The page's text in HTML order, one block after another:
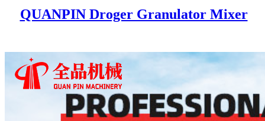
QUANPIN Droger Granulator Mixer